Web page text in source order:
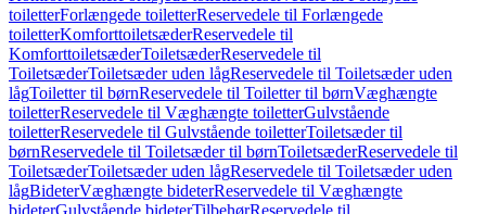
toiletterForlængede toiletterReservedele til Forlængede
toiletterKomforttoiletsæderReservedele til
KomforttoiletsæderToiletsæderReservedele til
ToiletsæderToiletsæder uden lågReservedele til Toiletsæder uden
lågToiletter til børnReservedele til Toiletter til børnVæghængte
toiletterReservedele til Væghængte toiletterGulvstående
toiletterReservedele til Gulvstående toiletterToiletsæder til
børnReservedele til Toiletsæder til børnToiletsæderReservedele til
ToiletsæderToiletsæder uden lågReservedele til Toiletsæder uden
lågBideterVæghængte bideterReservedele til Væghængte
bideterGulvstående bideterTilbehørReservedele til